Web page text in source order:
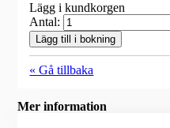
Lägg i kundkorgen
Antal:
Lägg till i bokning
« Gå tillbaka
Mer information